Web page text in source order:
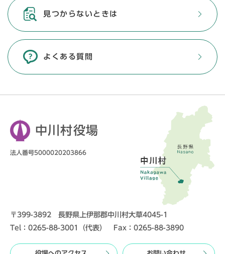
見つからないときは
よくある質問
中川村役場
法人番号5000020203866
〒399-3892 長野県上伊那郡中川村大草4045-1
Tel：0265-88-3001（代表） Fax：0265-88-3890